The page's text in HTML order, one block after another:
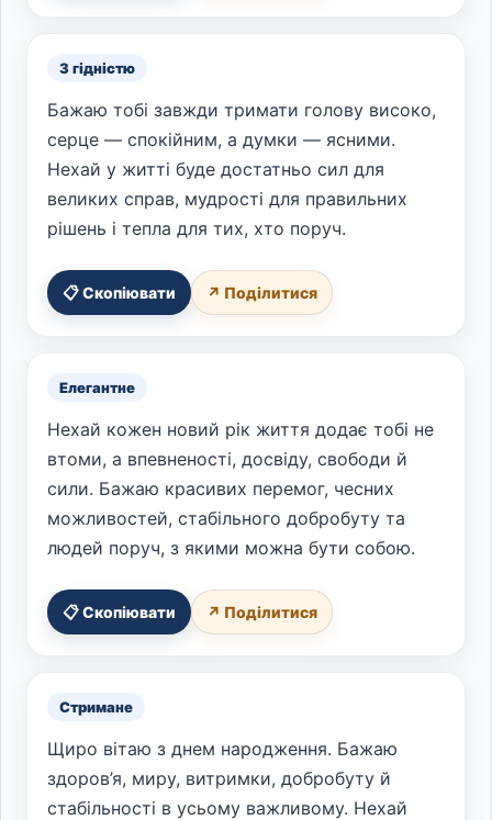
З гідністю
Бажаю тобі завжди тримати голову високо,
серце — спокійним, а думки — ясними.
Нехай у житті буде достатньо сил для
великих справ, мудрості для правильних
рішень і тепла для тих, хто поруч.
📋 Скопіювати ↗ Поділитися
Елегантне
Нехай кожен новий рік життя додає тобі не
втоми, а впевненості, досвіду, свободи й
сили. Бажаю красивих перемог, чесних
можливостей, стабільного добробуту та
людей поруч, з якими можна бути собою.
📋 Скопіювати ↗ Поділитися
Стримане
Щиро вітаю з днем народження. Бажаю
здоров’я, миру, витримки, добробуту й
стабільності в усьому важливому. Нехай